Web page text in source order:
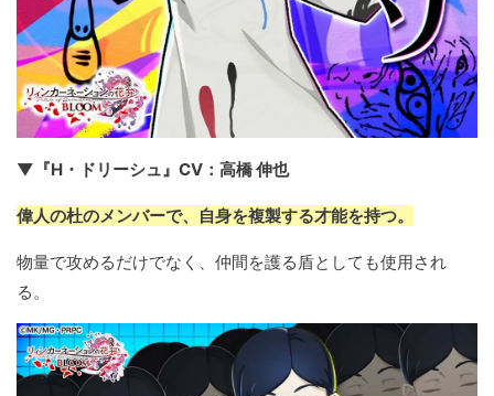
▼『H・ドリーシュ』CV：高橋 伸也
偉人の杜のメンバーで、自身を複製する才能を持つ。
物量で攻めるだけでなく、仲間を護る盾としても使用され
る。